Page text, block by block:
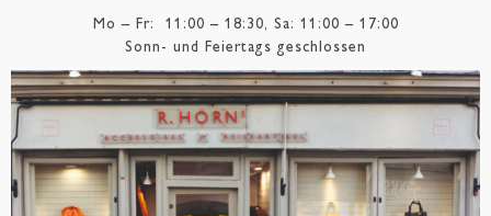
Mo – Fr: 11:00 – 18:30, Sa: 11:00 – 17:00
Sonn- und Feiertags geschlossen